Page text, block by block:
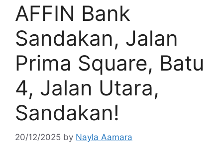
AFFIN Bank
Sandakan, Jalan
Prima Square, Batu
4, Jalan Utara,
Sandakan!
20/12/2025 by Nayla Aamara